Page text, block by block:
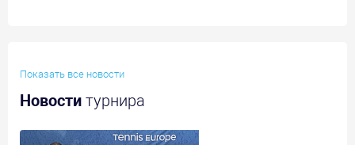
Показать все новости
Новости турнира